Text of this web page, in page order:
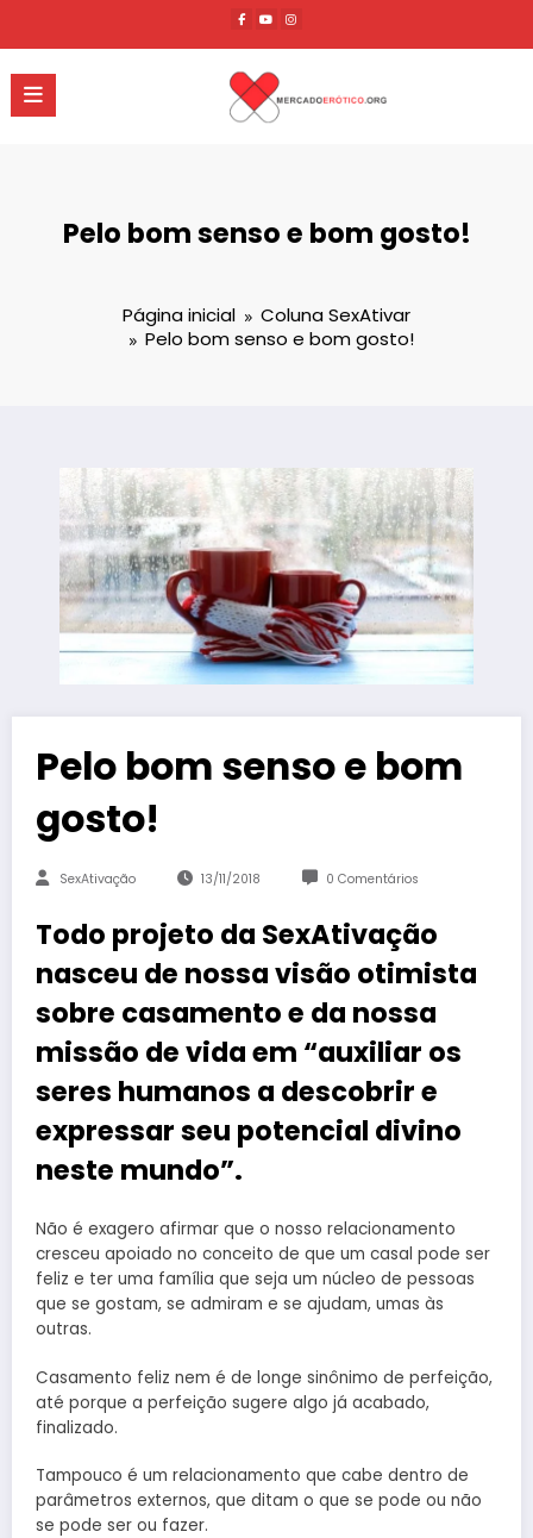
o
conteúdo
Pelo bom senso e bom gosto!
Página inicial
Coluna SexAtivar
Pelo bom senso e bom gosto!
Pelo bom senso e bom
gosto!
SexAtivação 13/11/2018 0 Comentários
Todo projeto da SexAtivação
nasceu de nossa visão otimista
sobre casamento e da nossa
missão de vida em “auxiliar os
seres humanos a descobrir e
expressar seu potencial divino
neste mundo”.
Não é exagero afirmar que o nosso relacionamento
cresceu apoiado no conceito de que um casal pode ser
feliz e ter uma família que seja um núcleo de pessoas
que se gostam, se admiram e se ajudam, umas às
outras.
Casamento feliz nem é de longe sinônimo de perfeição,
até porque a perfeição sugere algo já acabado,
finalizado.
Tampouco é um relacionamento que cabe dentro de
parâmetros externos, que ditam o que se pode ou não
se pode ser ou fazer.